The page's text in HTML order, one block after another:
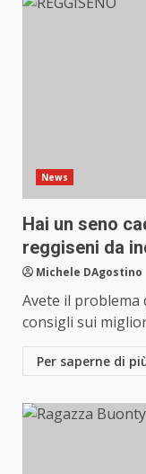
News
Hai un seno
reggiseni da
Michele DAgostino
Avete il problema
consigli sui
Per saperne di